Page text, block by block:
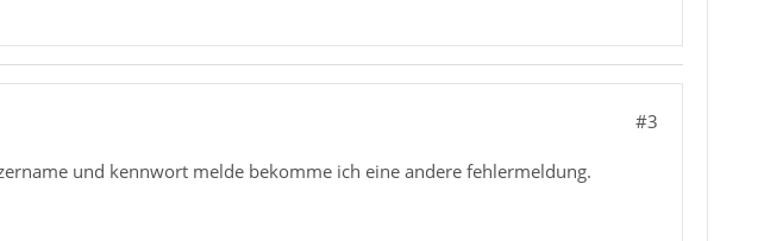
#3
und kennwort melde bekomme ich eine andere fehlermeldung.